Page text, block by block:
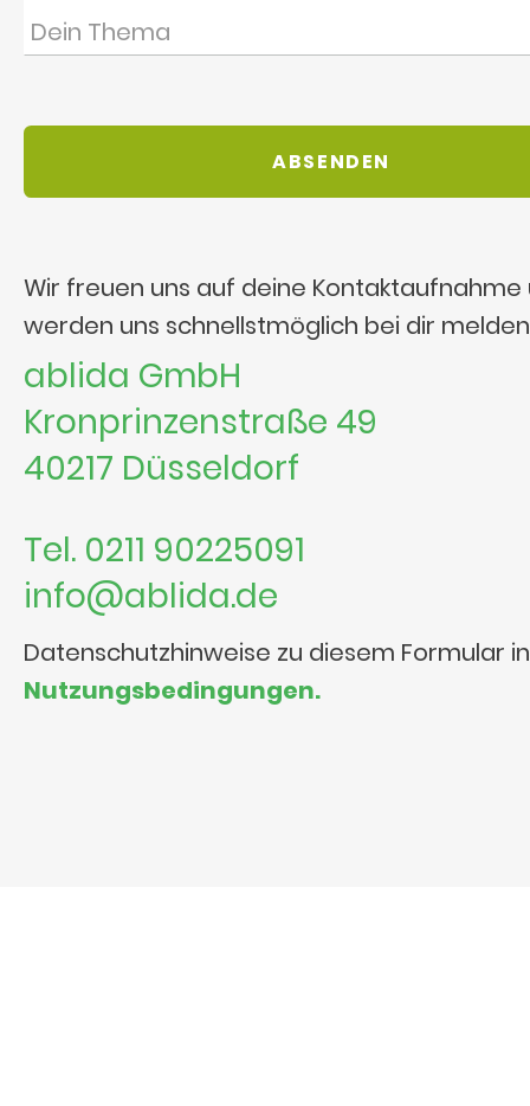
Wir freuen uns auf deine Kontaktaufnahme
werden uns schnellstmöglich bei dir
ablida GmbH
Kronprinzenstraße 49
40217 Düsseldorf
Tel. 0211 90225091
info@ablida.de
Datenschutzhinweise zu diesem Formular
Nutzungsbedingungen.